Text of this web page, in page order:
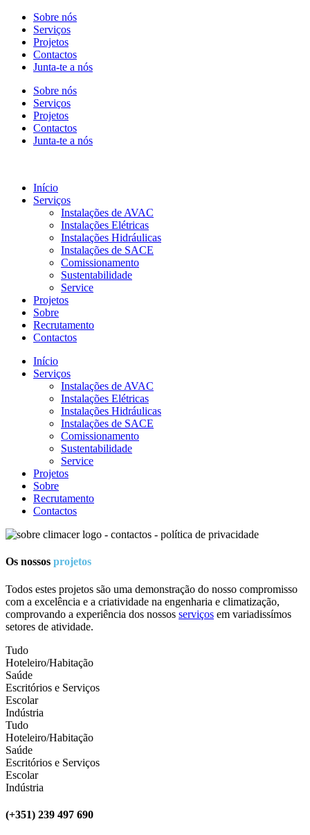
Sobre nós
Serviços
Projetos
Contactos
Junta-te a nós
Sobre nós
Serviços
Projetos
Contactos
Junta-te a nós
Início
Serviços
Instalações de AVAC
Instalações Elétricas
Instalações Hidráulicas
Instalações de SACE
Comissionamento
Sustentabilidade
Service
Projetos
Sobre
Recrutamento
Contactos
Início
Serviços
Instalações de AVAC
Instalações Elétricas
Instalações Hidráulicas
Instalações de SACE
Comissionamento
Sustentabilidade
Service
Projetos
Sobre
Recrutamento
Contactos
Os nossos projetos
Todos estes projetos são uma demonstração do nosso compromisso
com a excelência e a criatividade na engenharia e climatização,
comprovando a experiência dos nossos serviços em variadissímos
setores de atividade.
Tudo
Hoteleiro/Habitação
Saúde
Escritórios e Serviços
Escolar
Indústria
Tudo
Hoteleiro/Habitação
Saúde
Escritórios e Serviços
Escolar
Indústria
(+351) 239 497 690